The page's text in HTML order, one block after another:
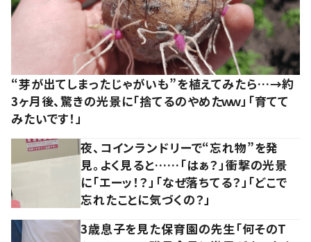
“芽が出てしまったじゃがいも”を植えてみたら…→約
3ヶ月後、驚きの光景に「捨てるのやめたｗｗ」「育てて
みたいです！」
夜、コインランドリーで“忘れ物”を発
見。よく見ると……「はぁ？」衝撃の光景
に「エーッ！？」「なぜ落ちてる？」「どこで
忘れたことに気づくの？」
3歳息子を見た保育園の先生「何そのT